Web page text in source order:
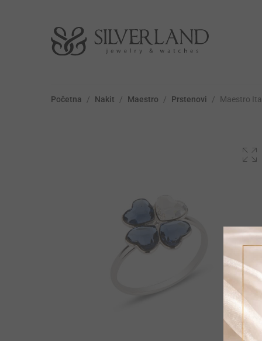
Početna / Nakit / Maestro / Prstenovi / Maestro